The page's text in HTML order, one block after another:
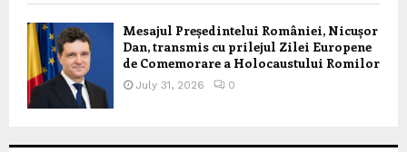
Mesajul Președintelui României, Nicușor
Dan, transmis cu prilejul Zilei Europene
de Comemorare a Holocaustului Romilor
July 31, 2026 0